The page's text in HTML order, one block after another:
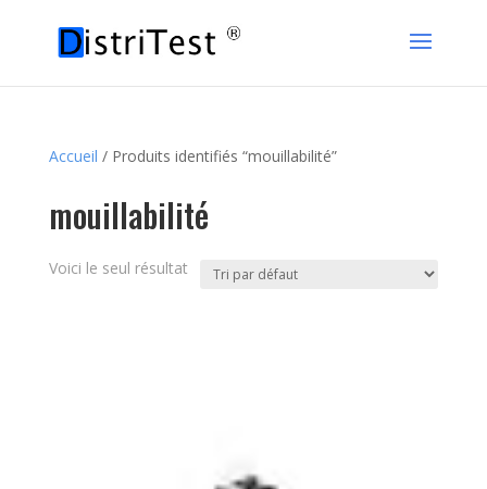
Accueil / Produits identifiés “mouillabilité”
mouillabilité
Voici le seul résultat